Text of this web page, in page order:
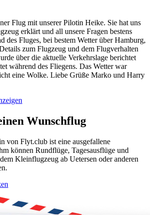
Flug mit unserer Pilotin Heike. Sie hat uns
erklärt und all unsere Fragen bestens
des Fluges, bei bestem Wetter über Hamburg,
zum Flugzeug und dem Flugverhalten
über die aktuelle Verkehrslage berichtet
während des Fliegens. Das Wetter war
eine Wolke. Liebe Grüße Marko und Harry
Wunschflug
von Flyt.club ist eine ausgefallene
können Rundflüge, Tagesausflüge und
Kleinflugzeug ab Uetersen oder anderen